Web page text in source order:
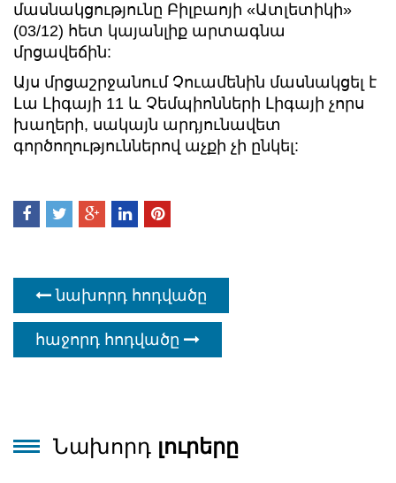
մասնակցությունը Բիլբաոյի «Ատլետիկի»
(03/12) հետ կայանլիք արտագնա
մրցավեճին:
Այս մրցաշրջանում Չուամենին մասնակցել է
Լա Լիգայի 11 և Չեմպիոնների Լիգայի չորս
խաղերի, սակայն արդյունավետ
գործողություններով աչքի չի ընկել:
նախորդ հոդվածը
հաջորդ հոդվածը
Նախորդ լուրերը